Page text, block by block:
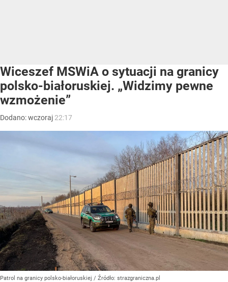
Wiceszef MSWiA o sytuacji na granicy
polsko-białoruskiej. „Widzimy pewne
wzmożenie”
Dodano:wczoraj 22:17
Patrol na granicy polsko-białoruskiej / Źródło: strazgraniczna.pl